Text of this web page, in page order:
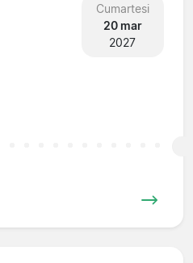
Cumartesi
20 mar
2027